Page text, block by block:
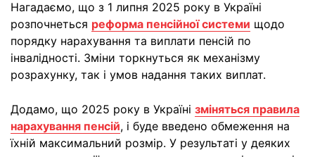
Нагадаємо, що з 1 липня 2025 року в Україні
розпочнеться реформа пенсійної системи щодо
порядку нарахування та виплати пенсій по
інвалідності. Зміни торкнуться як механізму
розрахунку, так і умов надання таких виплат.
Додамо, що 2025 року в Україні зміняться правила
нарахування пенсій, і буде введено обмеження на
їхній максимальний розмір. У результаті у деяких